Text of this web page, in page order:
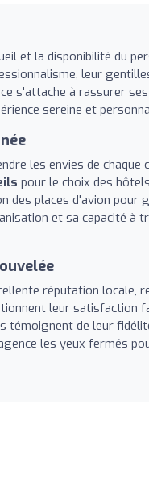
et la disponibilité du
leur
s'attache à rassurer
sereine et
les envies de chaque
pour le choix des
des places d'avion pour
et sa capacité à
réputation locale,
leur satisfaction
témoignent de leur
les yeux fermés